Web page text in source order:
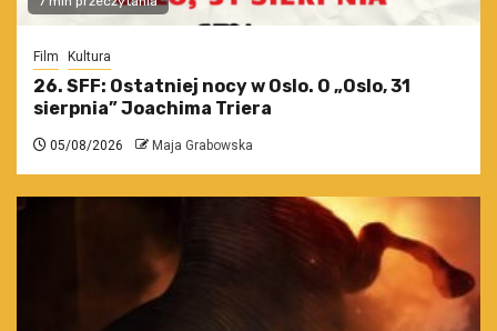
Film Kultura
26. SFF: Ostatniej nocy w Oslo. O „Oslo, 31
sierpnia” Joachima Triera
05/08/2026 Maja Grabowska